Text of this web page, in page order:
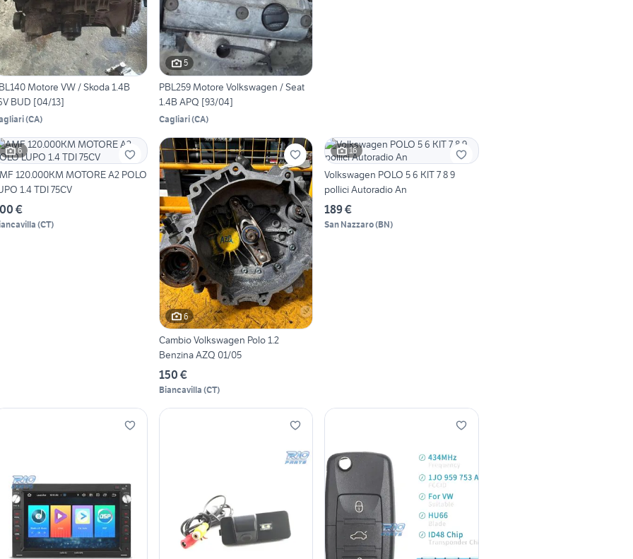
Motore VW / Skoda 1.4B
BUD [04/13]
(CA)
5
PBL259 Motore Volkswagen / Seat
1.4B APQ [93/04]
Cagliari(CA)
6
120.000KM MOTORE A2 POLO
1.4 TDI 75CV
€
(CT)
6
Cambio Volkswagen Polo 1.2
Benzina AZQ 01/05
150 €
Biancavilla (CT)
16
Volkswagen POLO 5 6 KIT 7 8 9
pollici Autoradio An
189 €
San Nazzaro(BN)